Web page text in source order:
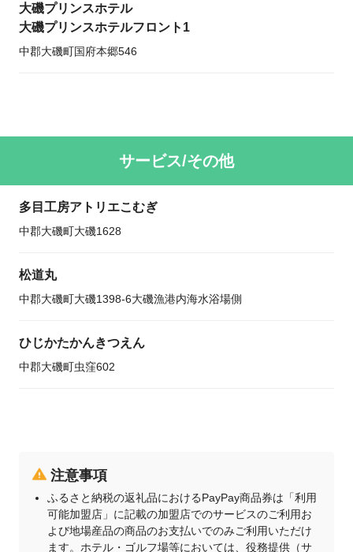
大磯プリンスホテル
大磯プリンスホテルフロント1
中郡大磯町国府本郷546
サービス/その他
多目工房アトリエこむぎ
中郡大磯町大磯1628
松道丸
中郡大磯町大磯1398-6大磯漁港内海水浴場側
ひじかたかんきつえん
中郡大磯町虫窪602
注意事項
ふるさと納税の返礼品におけるPayPay商品券は「利用
可能加盟店」に記載の加盟店でのサービスのご利用お
よび地場産品の商品のお支払いでのみご利用いただけ
ます。ホテル・ゴルフ場等においては、役務提供（サ